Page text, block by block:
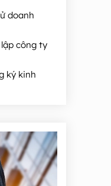
doanh
công ty
ký kinh